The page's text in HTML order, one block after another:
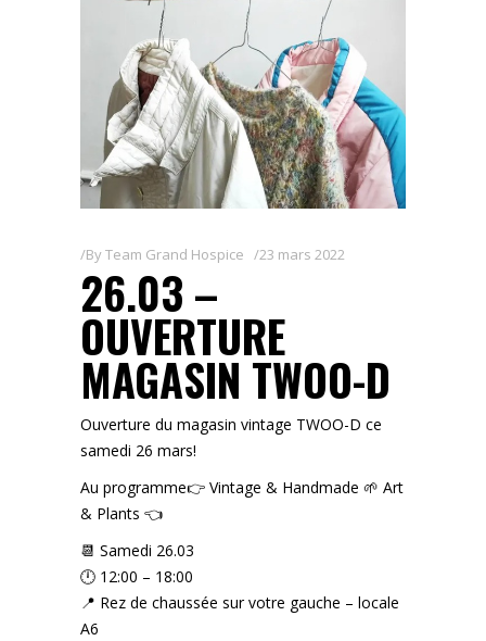
ByTeam Grand Hospice 23 mars 2022
26.03 –
OUVERTURE
MAGASIN TWOO-D
Ouverture du magasin vintage TWOO-D ce
samedi 26 mars!
Au programme👉 Vintage & Handmade 🌱 Art
& Plants 👈
📆 Samedi 26.03
🕛 12:00 – 18:00
📍 Rez de chaussée sur votre gauche – locale
A6